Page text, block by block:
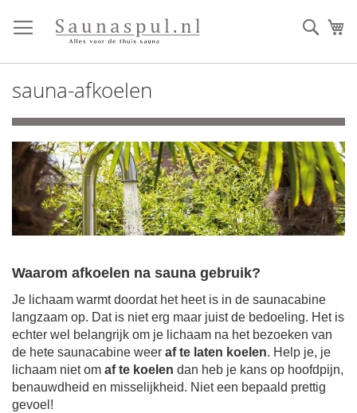
direct
door
inhoud
sauna-afkoelen
Waarom afkoelen na sauna gebruik?
Je lichaam warmt doordat het heet is in de saunacabine
langzaam op. Dat is niet erg maar juist de bedoeling. Het is
echter wel belangrijk om je lichaam na het bezoeken van
de hete saunacabine weer af te laten koelen. Help je, je
lichaam niet om af te koelen dan heb je kans op hoofdpijn,
benauwdheid en misselijkheid. Niet een bepaald prettig
gevoel!